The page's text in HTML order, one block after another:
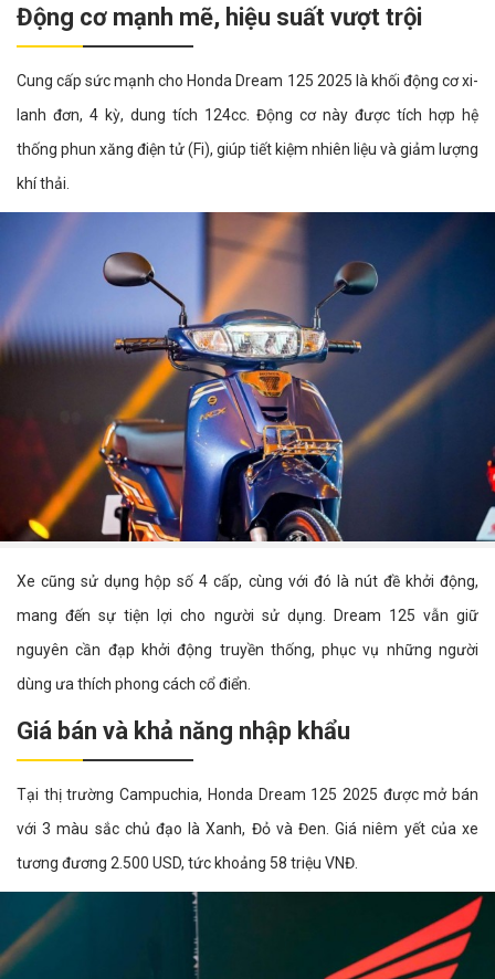
Động cơ mạnh mẽ, hiệu suất vượt trội
Cung cấp sức mạnh cho Honda Dream 125 2025 là khối động cơ xi-
lanh đơn, 4 kỳ, dung tích 124cc. Động cơ này được tích hợp hệ
thống phun xăng điện tử (Fi), giúp tiết kiệm nhiên liệu và giảm lượng
khí thải.
Xe cũng sử dụng hộp số 4 cấp, cùng với đó là nút đề khởi động,
mang đến sự tiện lợi cho người sử dụng. Dream 125 vẫn giữ
nguyên cần đạp khởi động truyền thống, phục vụ những người
dùng ưa thích phong cách cổ điển.
Giá bán và khả năng nhập khẩu
Tại thị trường Campuchia, Honda Dream 125 2025 được mở bán
với 3 màu sắc chủ đạo là Xanh, Đỏ và Đen. Giá niêm yết của xe
tương đương 2.500 USD, tức khoảng 58 triệu VNĐ.